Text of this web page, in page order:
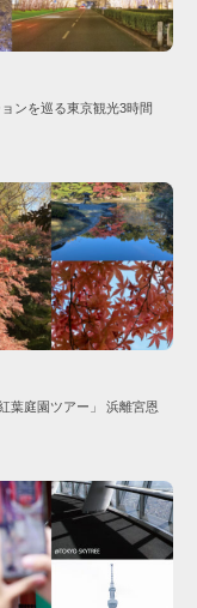
ンを巡る東京観光3時間
葉庭園ツアー」 浜離宮恩